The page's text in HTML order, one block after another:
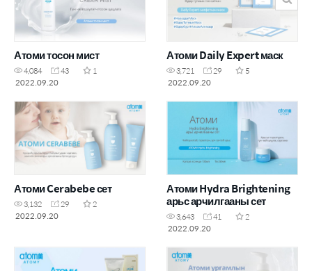
Атоми тосон мист
4,084 43
1
2022.09.20
Атоми Daily Expert маск
3,721 29
5
2022.09.20
Атоми Cerabebe сет
3,132 29
2
2022.09.20
Атоми Hydra Brightening
арьс арчилгааны сет
3,643 41
2
2022.09.20